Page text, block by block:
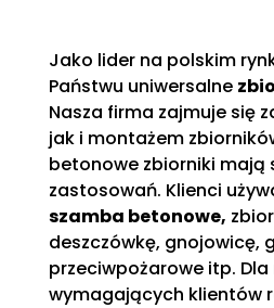
Jako lider na polskim
Państwu uniwersalne
Nasza firma zajmuje się
jak i montażem
betonowe zbiorniki mają
zastosowań. Klienci
szamba betonowe,
deszczówkę, gnojowicę,
przeciwpożarowe itp.
wymagających klientów